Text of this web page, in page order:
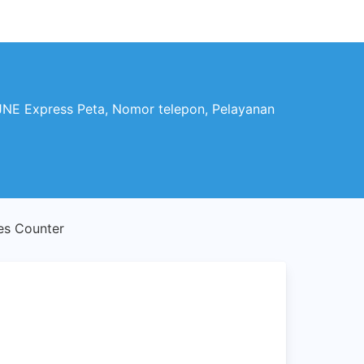
Express Peta, Nomor telepon, Pelayanan
Counter